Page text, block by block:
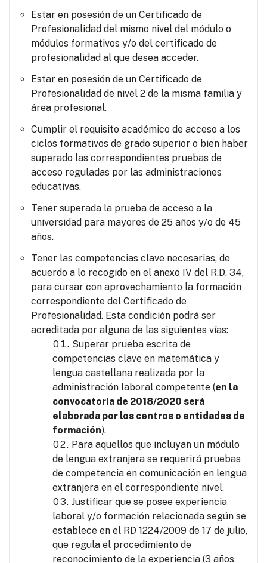
Estar en posesión de un Certificado de
Profesionalidad del mismo nivel del módulo o
módulos formativos y/o del certificado de
profesionalidad al que desea acceder.
Estar en posesión de un Certificado de
Profesionalidad de nivel 2 de la misma familia y
área profesional.
Cumplir el requisito académico de acceso a los
ciclos formativos de grado superior o bien haber
superado las correspondientes pruebas de
acceso reguladas por las administraciones
educativas.
Tener superada la prueba de acceso a la
universidad para mayores de 25 años y/o de 45
años.
Tener las competencias clave necesarias, de
acuerdo a lo recogido en el anexo IV del R.D. 34,
para cursar con aprovechamiento la formación
correspondiente del Certificado de
Profesionalidad. Esta condición podrá ser
acreditada por alguna de las siguientes vías:
Superar prueba escrita de
competencias clave en matemática y
lengua castellana realizada por la
administración laboral competente (en la
convocatoria de 2018/2020 será
elaborada por los centros o entidades de
formación).
Para aquellos que incluyan un módulo
de lengua extranjera se requerirá pruebas
de competencia en comunicación en lengua
extranjera en el correspondiente nivel.
Justificar que se posee experiencia
laboral y/o formación relacionada según se
establece en el RD 1224/2009 de 17 de julio,
que regula el procedimiento de
reconocimiento de la experiencia (3 años